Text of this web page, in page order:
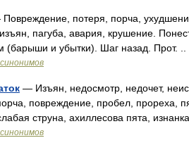
потеря, порча,
пагуба, авария, крушение.
(барыши и убытки). Шаг назад. Прот.
— Изъян, недосмотр, недочет,
повреждение, пробел, прореха,
струна, ахиллесова пята,